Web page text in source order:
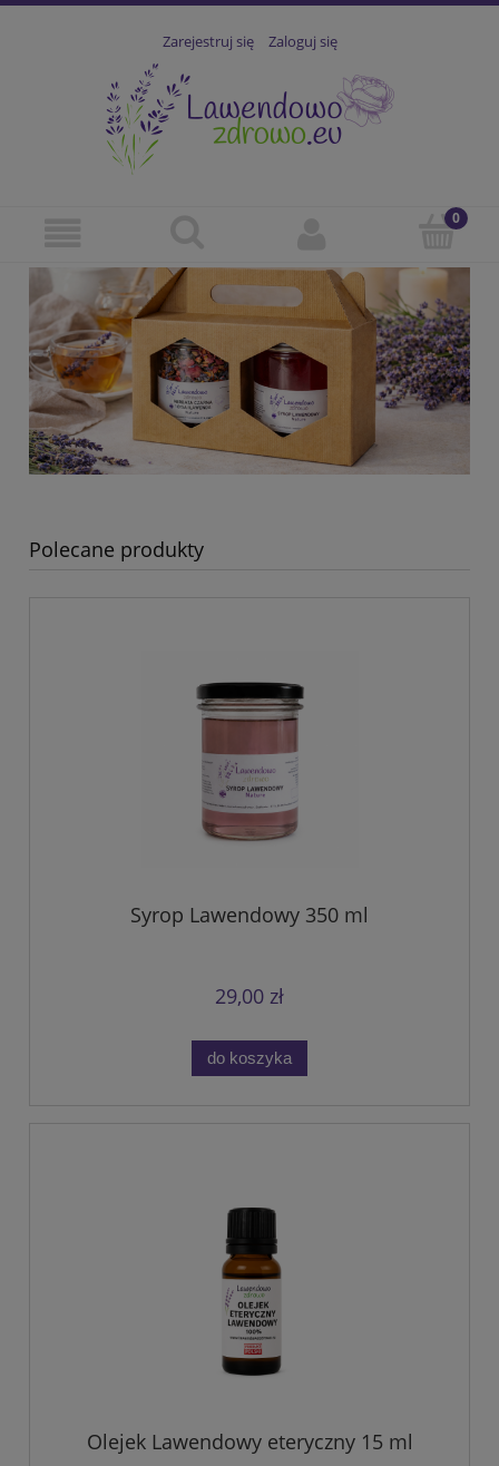
Zarejestruj się Zaloguj się
Polecane produkty
Syrop Lawendowy 350 ml
29,00 zł
do koszyka
Olejek Lawendowy eteryczny 15 ml